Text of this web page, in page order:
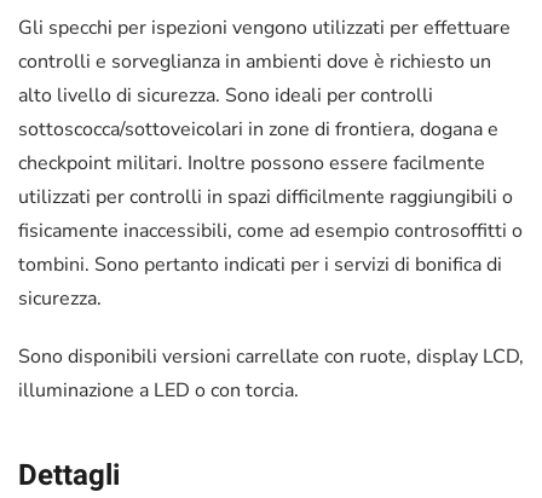
Gli specchi per ispezioni vengono utilizzati per effettuare
controlli e sorveglianza in ambienti dove è richiesto un
alto livello di sicurezza. Sono ideali per controlli
sottoscocca/sottoveicolari in zone di frontiera, dogana e
checkpoint militari. Inoltre possono essere facilmente
utilizzati per controlli in spazi difficilmente raggiungibili o
fisicamente inaccessibili, come ad esempio controsoffitti o
tombini. Sono pertanto indicati per i servizi di bonifica di
sicurezza.
Sono disponibili versioni carrellate con ruote, display LCD,
illuminazione a LED o con torcia.
Dettagli